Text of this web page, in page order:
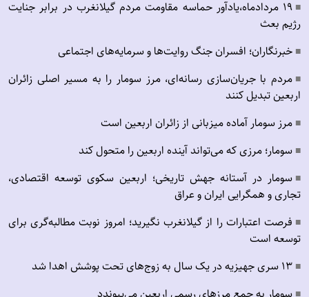
■
19 مردادماه،یادآور حماسه مقاومت مردم گیلانغرب در برابر جنایت
رژیم بعث
■ خبرنگاران؛ افسران جنگ روایت‌ها و سرمایه‌های اجتماعی
■ مردم با جریان‌سازی رسانه‌ای، مرز سومار را به مسیر اصلی زائران
اربعین تبدیل کنند
■ مرز سومار آماده میزبانی از زائران اربعین است
■ سومار؛ مرزی که می‌تواند آینده اربعین را متحول کند
■ سومار در آستانه جهش تاریخی؛ اربعین سکوی توسعه اقتصادی،
تجاری و همگرایی ایران و عراق
■ فرصت اعتبارات را از گیلانغرب نگیرید؛ امروز نوبت مطالبه‌گری برای
توسعه است
■ ۱۳ سری جهیزیه در یک سال به زوج‌های تحت پوشش اهدا شد